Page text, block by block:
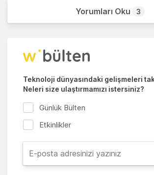
Yorumları Oku 3
Teknoloji dünyasındaki gelişmeleri
Neleri size ulaştırmamızı istersiniz?
Günlük Bülten
Etkinlikler